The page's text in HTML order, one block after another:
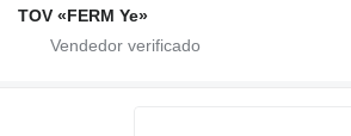
TOV «FERM Ye»